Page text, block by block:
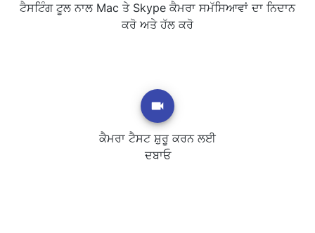
ਟੈਸਟਿੰਗ ਟੂਲ ਨਾਲ Mac ਤੇ Skype ਕੈਮਰਾ ਸਮੱਸਿਆਵਾਂ ਦਾ ਨਿਦਾਨ
ਕਰੋ ਅਤੇ ਹੱਲ ਕਰੋ
ਕੈਮਰਾ ਟੈਸਟ ਸ਼ੁਰੂ ਕਰਨ ਲਈ
ਦਬਾਓ